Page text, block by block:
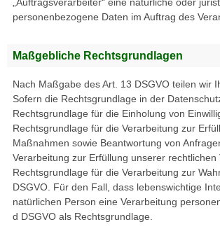
personenbezogene Daten im Auftrag des
Maßgebliche Rechtsgrundlagen
Nach Maßgabe des Art. 13 DSGVO teilen wir
Sofern die Rechtsgrundlage in der
Rechtsgrundlage für die Einholung von
Rechtsgrundlage für die Verarbeitung zur
Maßnahmen sowie Beantwortung von
Verarbeitung zur Erfüllung unserer
Rechtsgrundlage für die Verarbeitung zur
DSGVO. Für den Fall, dass lebenswichtige
natürlichen Person eine Verarbeitung
d DSGVO als Rechtsgrundlage.